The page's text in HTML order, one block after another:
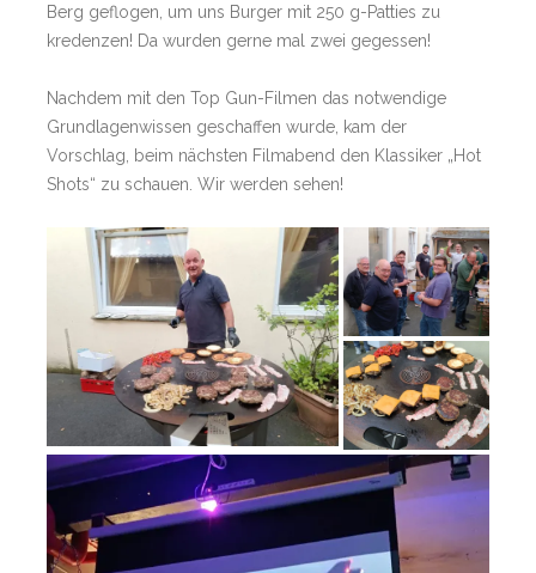
Berg geflogen, um uns Burger mit 250 g-Patties zu
kredenzen! Da wurden gerne mal zwei gegessen!
Nachdem mit den Top Gun-Filmen das notwendige
Grundlagenwissen geschaffen wurde, kam der
Vorschlag, beim nächsten Filmabend den Klassiker „Hot
Shots“ zu schauen. Wir werden sehen!